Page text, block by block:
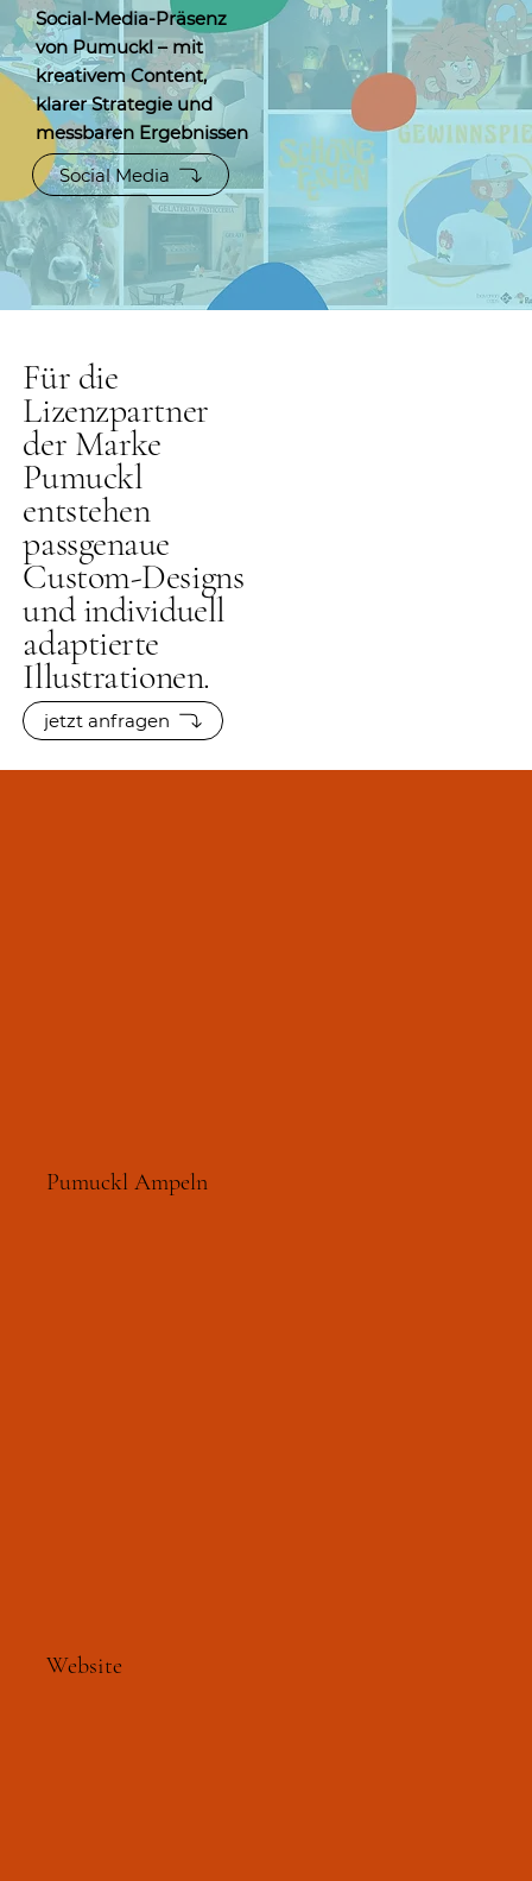
Social-Media-Präsenz
von Pumuckl – mit
kreativem Content,
klarer Strategie und
messbaren Ergebnissen
Social Media
Für die
Lizenzpartner
der Marke
Pumuckl
entstehen
passgenaue
Custom-Designs
und individuell
adaptierte
Illustrationen.
jetzt anfragen
Pumuckl Ampeln
Website